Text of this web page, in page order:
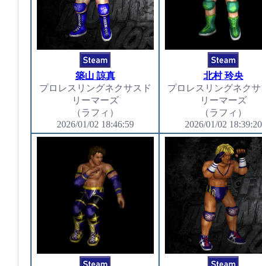
築山 諒真
プロレスリングネクサスド
リーマーズ
（ラフィ）
2026/01/02 18:46:59
北村 玲央
プロレスリングネク
リーマーズ
（ラフィ）
2026/01/02 18:39:20